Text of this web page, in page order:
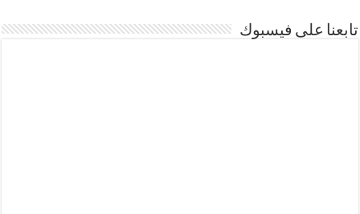
تابعنا على فيسبوك